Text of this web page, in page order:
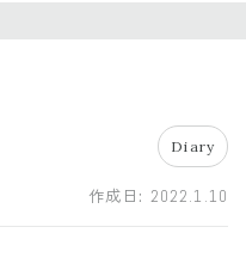
Diary
作成日: 2022.1.10